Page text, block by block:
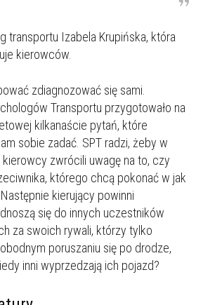
transportu Izabela Krupińska, która
kierowców.
zdiagnozować się sami.
Transportu przygotowało na
kilkanaście pytań, które
sobie zadać. SPT radzi, żeby w
zwrócili uwagę na to, czy
którego chcą pokonać w jak
kierujący powinni
się do innych uczestników
za swoich rywali, którzy tylko
poruszaniu się po drodze,
inni wyprzedzają ich pojazd?